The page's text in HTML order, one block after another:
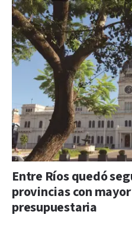
Entre Ríos quedó
provincias con
presupuestaria